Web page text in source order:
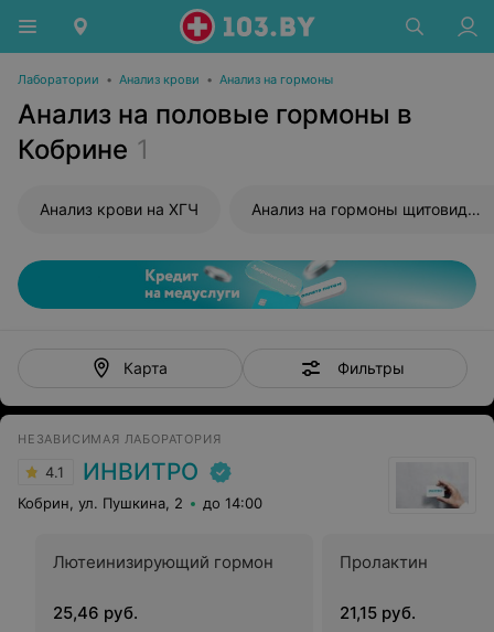
Лаборатории • Анализ крови • Анализ на гормоны
Анализ на половые гормоны в
Кобрине 1
Анализ крови на ХГЧ Анализ на гормоны щитовидной железы
Карта Фильтры
НЕЗАВИСИМАЯ ЛАБОРАТОРИЯ
4.1 ИНВИТРО
Кобрин, ул. Пушкина, 2 до 14:00
Лютеинизирующий гормон
25,46 руб.
Пролактин
21,15 руб.